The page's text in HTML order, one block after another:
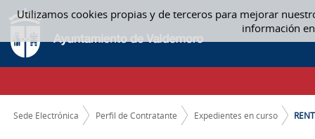
Utilizamos cookies propias y de terceros para mejorar
información
Saltar al contenido
RENTING-ARRENDAMIENTO DE DOS VEHÍCULOS POLICIALES PARA EL
CAMINO DE MIGAS
Sede Electrónica Perfil de Contratante Expedientes en curso